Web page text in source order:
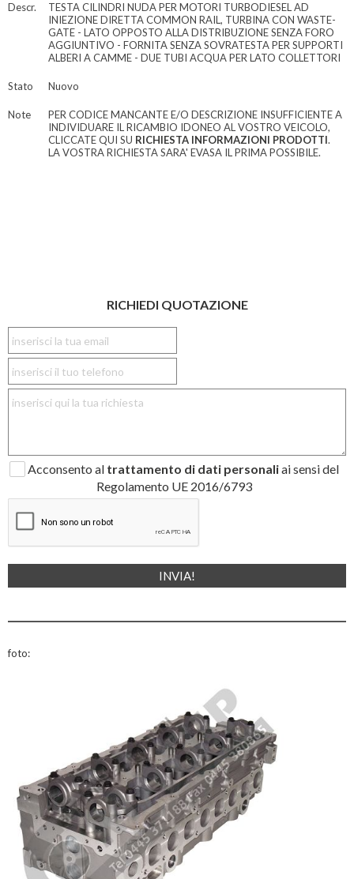
Descr.
TESTA CILINDRI NUDA PER MOTORI TURBODIESEL AD
INIEZIONE DIRETTA COMMON RAIL, TURBINA CON WASTE-
GATE - LATO OPPOSTO ALLA DISTRIBUZIONE SENZA FORO
AGGIUNTIVO - FORNITA SENZA SOVRATESTA PER SUPPORTI
ALBERI A CAMME - DUE TUBI ACQUA PER LATO COLLETTORI
Stato Nuovo
Note
PER CODICE MANCANTE E/O DESCRIZIONE INSUFFICIENTE A
INDIVIDUARE IL RICAMBIO IDONEO AL VOSTRO VEICOLO,
CLICCATE QUI SU RICHIESTA INFORMAZIONI PRODOTTI.
LA VOSTRA RICHIESTA SARA' EVASA IL PRIMA POSSIBILE.
RICHIEDI QUOTAZIONE
Acconsento al trattamento di dati personaliai sensi del
Regolamento UE 2016/6793
foto: